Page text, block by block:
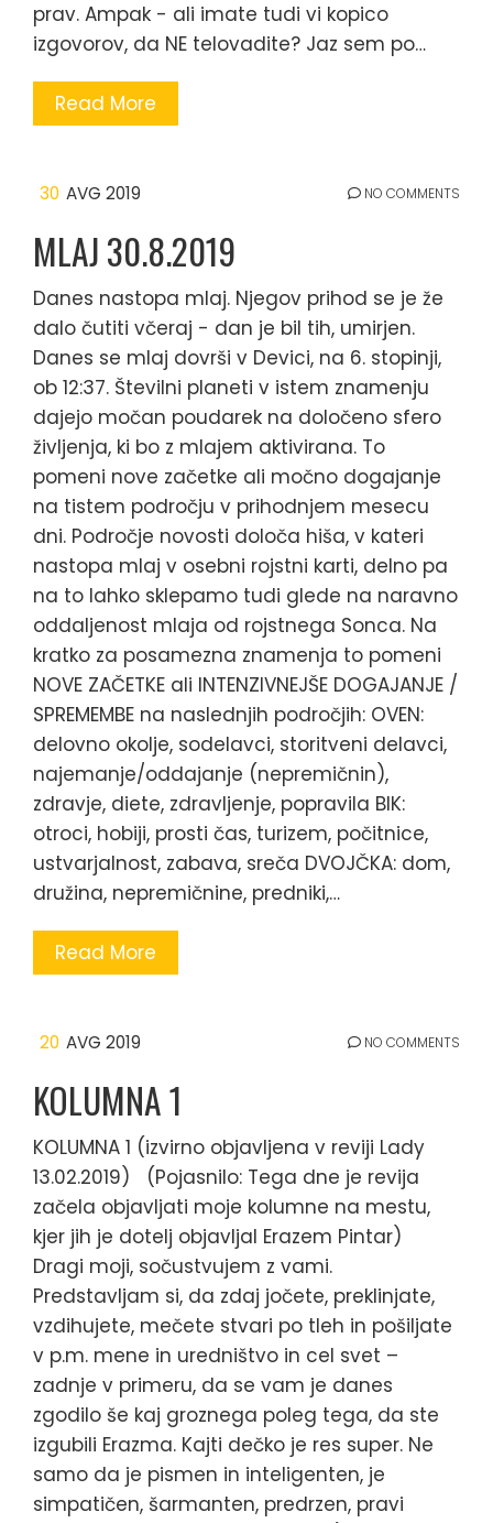
prav. Ampak - ali imate tudi vi kopico
izgovorov, da NE telovadite? Jaz sem po…
Read More
30 AVG 2019 NO COMMENTS
MLAJ 30.8.2019
Danes nastopa mlaj. Njegov prihod se je že
dalo čutiti včeraj - dan je bil tih, umirjen.
Danes se mlaj dovrši v Devici, na 6. stopinji,
ob 12:37. Številni planeti v istem znamenju
dajejo močan poudarek na določeno sfero
življenja, ki bo z mlajem aktivirana. To
pomeni nove začetke ali močno dogajanje
na tistem področju v prihodnjem mesecu
dni. Področje novosti določa hiša, v kateri
nastopa mlaj v osebni rojstni karti, delno pa
na to lahko sklepamo tudi glede na naravno
oddaljenost mlaja od rojstnega Sonca. Na
kratko za posamezna znamenja to pomeni
NOVE ZAČETKE ali INTENZIVNEJŠE DOGAJANJE /
SPREMEMBE na naslednjih področjih: OVEN:
delovno okolje, sodelavci, storitveni delavci,
najemanje/oddajanje (nepremičnin),
zdravje, diete, zdravljenje, popravila BIK:
otroci, hobiji, prosti čas, turizem, počitnice,
ustvarjalnost, zabava, sreča DVOJČKA: dom,
družina, nepremičnine, predniki,…
Read More
20 AVG 2019 NO COMMENTS
KOLUMNA 1
KOLUMNA 1 (izvirno objavljena v reviji Lady
13.02.2019) (Pojasnilo: Tega dne je revija
začela objavljati moje kolumne na mestu,
kjer jih je dotelj objavljal Erazem Pintar)
Dragi moji, sočustvujem z vami.
Predstavljam si, da zdaj jočete, preklinjate,
vzdihujete, mečete stvari po tleh in pošiljate
v p.m. mene in uredništvo in cel svet –
zadnje v primeru, da se vam je danes
zgodilo še kaj groznega poleg tega, da ste
izgubili Erazma. Kajti dečko je res super. Ne
samo da je pismen in inteligenten, je
simpatičen, šarmanten, predrzen, pravi